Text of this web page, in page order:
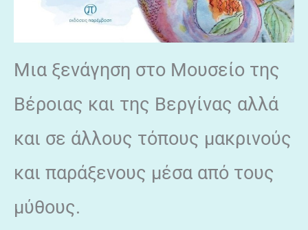
Μια ξενάγηση στο Μουσείο της
Βέροιας και της Βεργίνας αλλά
και σε άλλους τόπους μακρινούς
και παράξενους μέσα από τους
μύθους.